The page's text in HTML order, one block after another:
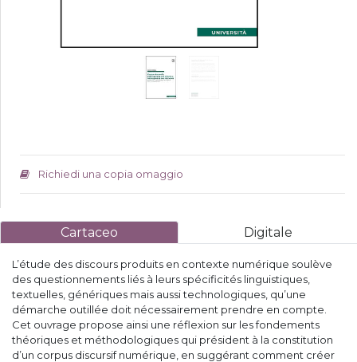
Richiedi una copia omaggio
Cartaceo Digitale
L’étude des discours produits en contexte numérique soulève
des questionnements liés à leurs spécificités linguistiques,
textuelles, génériques mais aussi technologiques, qu’une
démarche outillée doit nécessairement prendre en compte.
Cet ouvrage propose ainsi une réflexion sur les fondements
théoriques et méthodologiques qui président à la constitution
d’un corpus discursif numérique, en suggérant comment créer